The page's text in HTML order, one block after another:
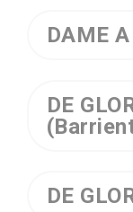
DAME
DE
DE